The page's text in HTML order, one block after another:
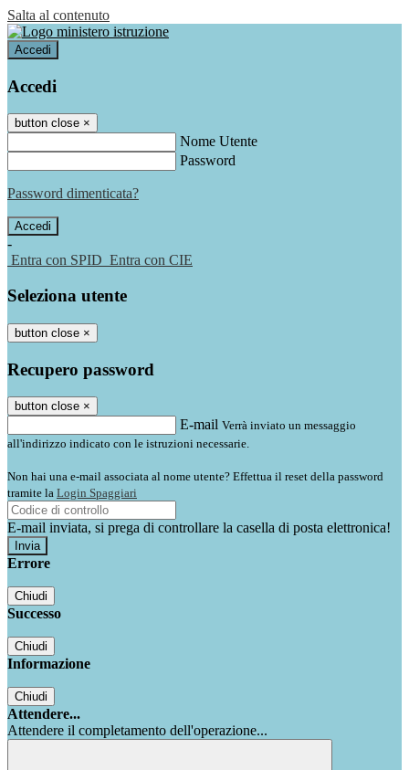
Salta al contenuto
Accedi
Accedi
button close ×
Nome Utente
Password
Password dimenticata?
-
Entra con SPID Entra con CIE
Seleziona utente
button close ×
Recupero password
button close ×
E-mail Verrà inviato un messaggio
all'indirizzo indicato con le istruzioni necessarie.
Non hai una e-mail associata al nome utente? Effettua il reset della password
tramite la Login Spaggiari
E-mail inviata, si prega di controllare la casella di posta elettronica!
Errore
Chiudi
Successo
Chiudi
Informazione
Chiudi
Attendere...
Attendere il completamento dell'operazione...